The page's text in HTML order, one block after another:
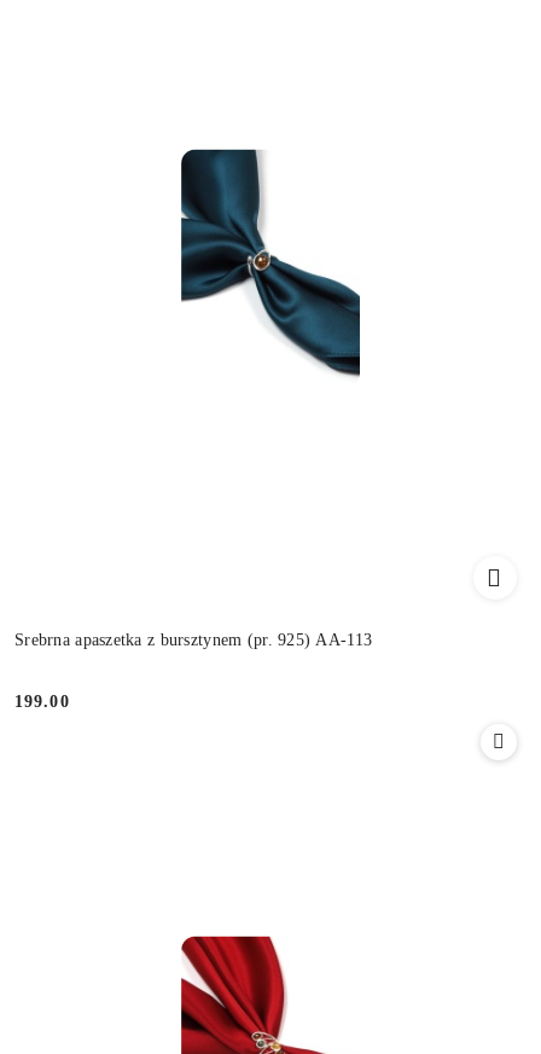
Srebrna apaszetka z bursztynem (pr. 925) AA-113
Cena:
199.00